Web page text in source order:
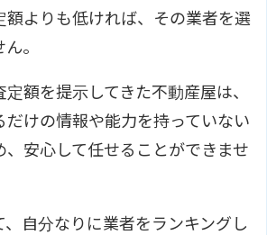
額よりも低ければ、その業者を選
。
額を提示してきた不動産屋は、
だけの情報や能力を持っていない
、安心して任せることができませ
、自分なりに業者をランキングし